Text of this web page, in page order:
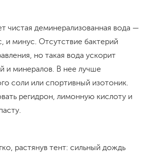
чистая деминерализованная вода —
и минус. Отсутствие бактерий
но такая вода ускорит
и минералов. В нее лучше
соли или спортивный изотоник.
регидрон, лимонную кислоту и
растянув тент: сильный дождь